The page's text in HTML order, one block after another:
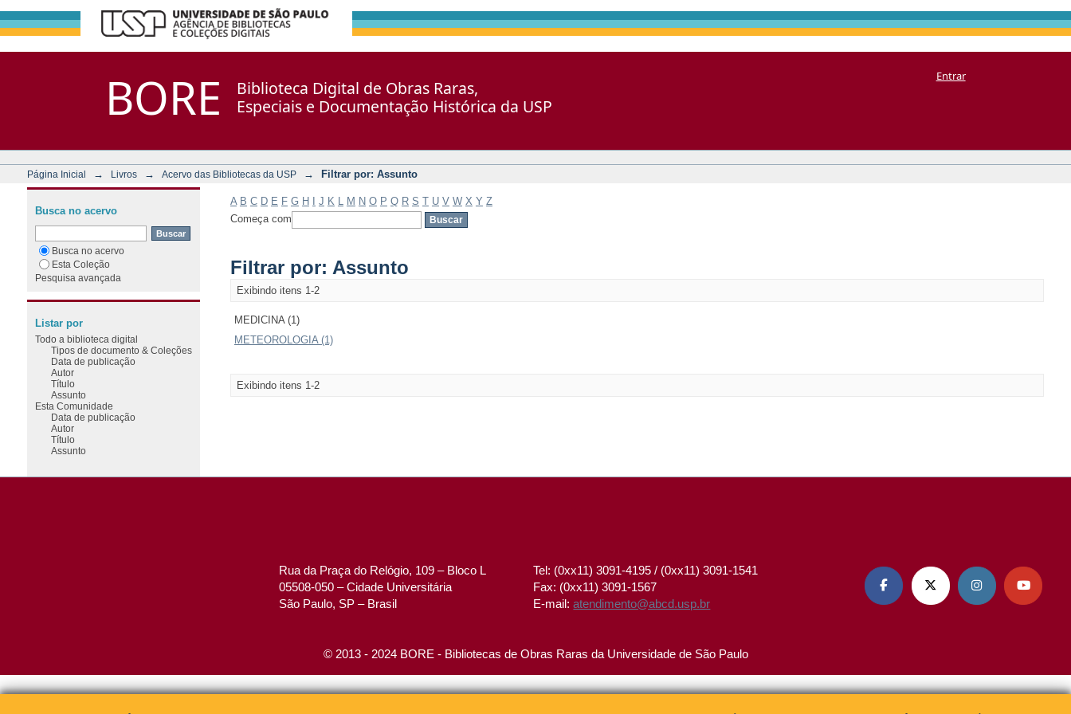
BORE
Biblioteca Digital de Obras Raras,
Especiais e Documentação Histórica da USP
Entrar
Página Inicial → Livros → Acervo das Bibliotecas da USP → Filtrar por: Assunto
A B C D E F G H J K M N O P Q R S T U V W X Y Z
Começa com
Filtrar por: Assunto
Exibindo itens 1-2
MEDICINA (1)
METEOROLOGIA (1)
Exibindo itens 1-2
Busca no acervo
Busca no acervo
Esta Coleção
Pesquisa avançada
Listar por
Todo a biblioteca digital
Tipos de documento & Coleções
Data de publicação
Autor
Título
Assunto
Esta Comunidade
Data de publicação
Autor
Título
Assunto
Rua da Praça do Relógio, 109 – Bloco L
05508-050 – Cidade Universitária
São Paulo, SP – Brasil
Tel: (0xx11) 3091-4195 / (0xx11) 3091-1541
Fax: (0xx11) 3091-1567
E-mail:atendimento@abcd.usp.br
   
© 2013 - 2024 BORE - Bibliotecas de Obras Raras da Universidade de São Paulo